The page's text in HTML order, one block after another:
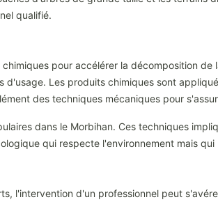
qualifié.
pour accélérer la décomposition
Les produits chimiques sont
des techniques mécaniques pour
dans le Morbihan. Ces techniques
qui respecte l'environnement mais
l'intervention d'un professionnel peut